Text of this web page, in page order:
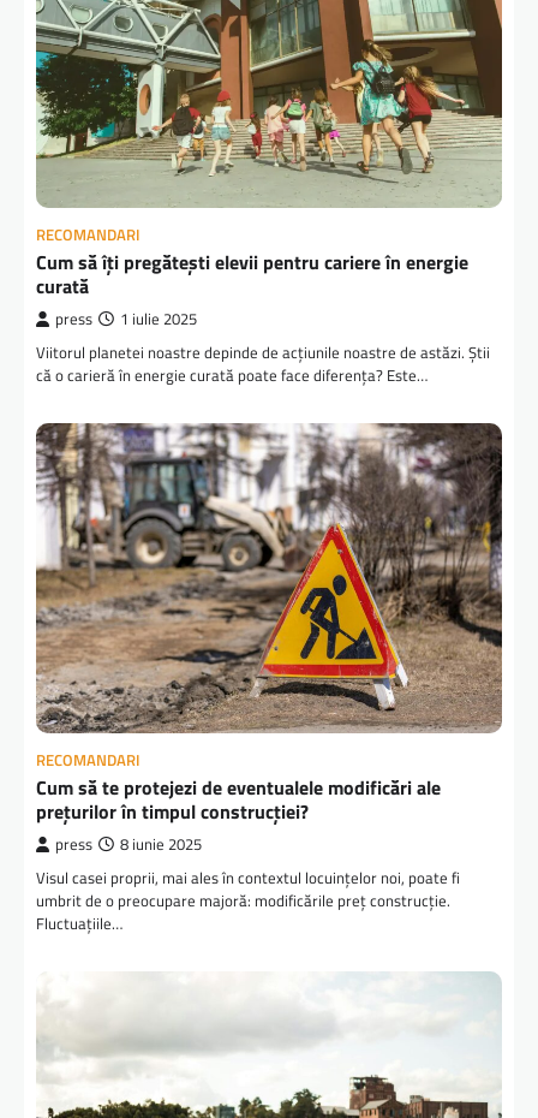
RECOMANDARI
Cum să îți pregătești elevii pentru cariere în energie
curată
press 1 iulie 2025
Viitorul planetei noastre depinde de acțiunile noastre de astăzi. Știi
că o carieră în energie curată poate face diferența? Este…
RECOMANDARI
Cum să te protejezi de eventualele modificări ale
prețurilor în timpul construcției?
press 8 iunie 2025
Visul casei proprii, mai ales în contextul locuințelor noi, poate fi
umbrit de o preocupare majoră: modificările preț construcție.
Fluctuațiile…